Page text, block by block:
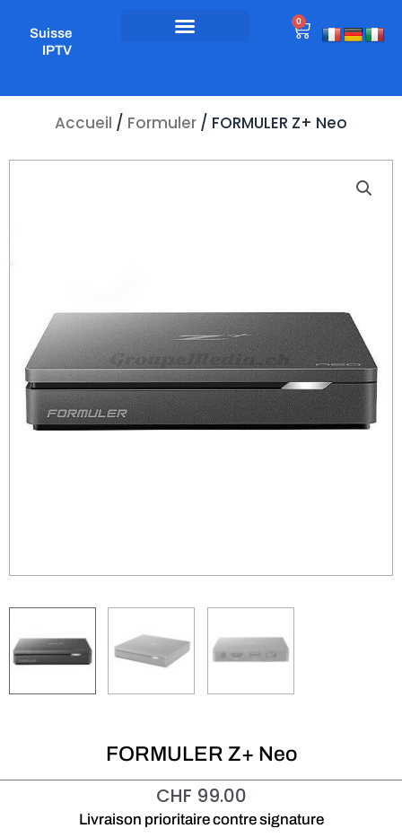
contenu
Suisse
IPTV
0
Panier
Accueil / Formuler / FORMULER Z+ Neo
FORMULER Z+ Neo
CHF 99.00
Livraison prioritaire contre signature